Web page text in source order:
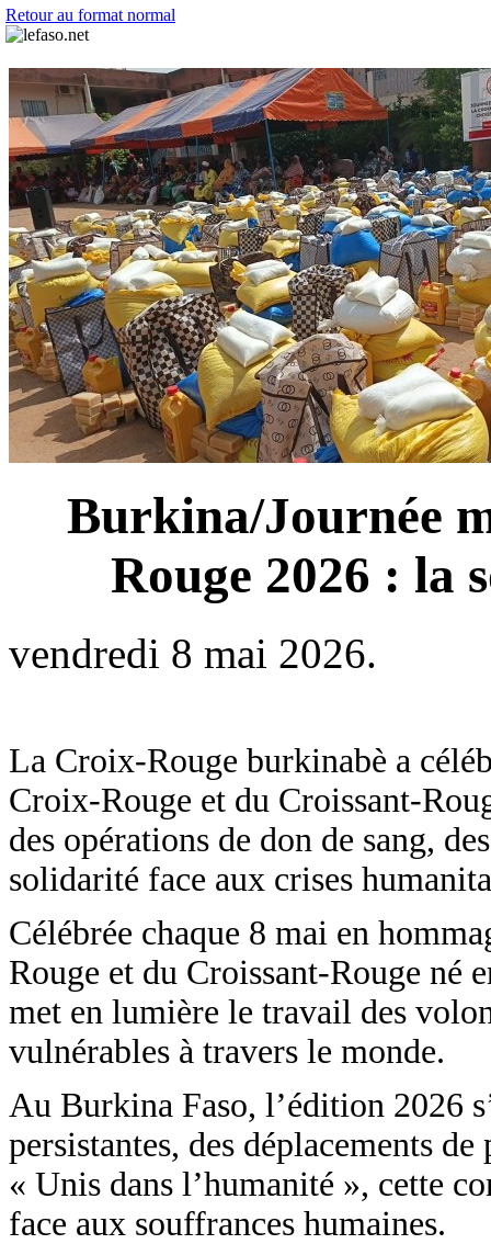
Retour au format normal
Burkina/Journée
Rouge 2026 : la
vendredi 8 mai 2026.
La Croix-Rouge burkinabè a
Croix-Rouge et du Croissant-
des opérations de don de sang,
solidarité face aux crises
Célébrée chaque 8 mai en
Rouge et du Croissant-Rouge né
met en lumière le travail des
vulnérables à travers le monde.
Au Burkina Faso, l’édition 2026
persistantes, des déplacements
« Unis dans l’humanité », cette
face aux souffrances humaines.